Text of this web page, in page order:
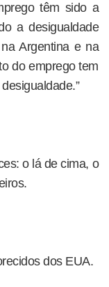
têm sido a
a desigualdade
Argentina e na
do emprego tem
o lá de cima, o
dos EUA.